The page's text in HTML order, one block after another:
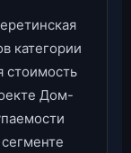
категории
стоимость
Дом-